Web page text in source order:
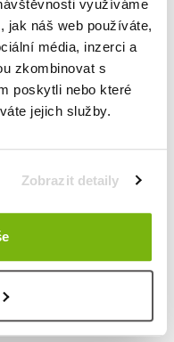
využíváme
jak náš web používáte,
média, inzerci a
zkombinovat s
poskytli nebo které
jejich služby.
Zobrazit detaily